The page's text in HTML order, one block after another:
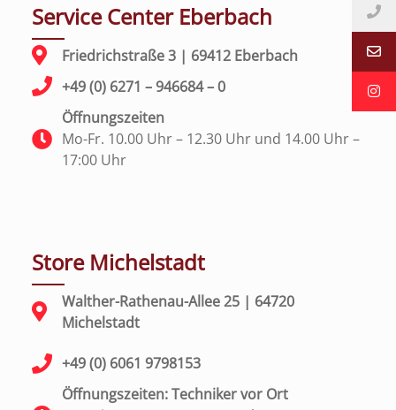
Service Center Eberbach
Friedrichstraße 3 | 69412 Eberbach
+49 (0) 6271 – 946684 – 0
Öffnungszeiten
Mo-Fr. 10.00 Uhr – 12.30 Uhr und 14.00 Uhr –
17:00 Uhr
Store Michelstadt
Walther-Rathenau-Allee 25 | 64720
Michelstadt
+49 (0) 6061 9798153
Öffnungszeiten: Techniker vor Ort